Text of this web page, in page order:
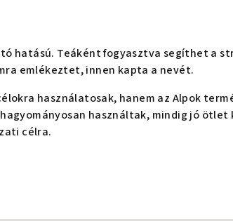
hatású. Teáként fogyasztva segíthet a
emlékeztet, innen kapta a nevét.
használatosak, hanem az Alpok
használtak, mindig jó
célra.